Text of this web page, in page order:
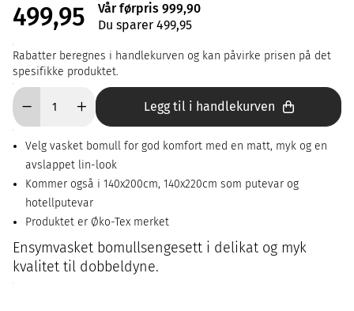
499,95
Vår førpris 999,90
Du sparer 499,95
Rabatter beregnes i handlekurven og kan påvirke prisen på det
spesifikke produktet.
Legg til i handlekurven
Velg vasket bomull for god komfort med en matt, myk og en
avslappet lin-look
Kommer også i 140x200cm, 140x220cm som putevar og
hotellputevar
Produktet er Øko-Tex merket
Ensymvasket bomullsengesett i delikat og myk
kvalitet til dobbeldyne.